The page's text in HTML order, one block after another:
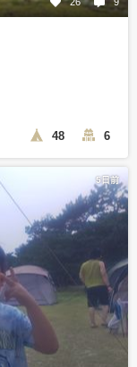
48 6
5日前